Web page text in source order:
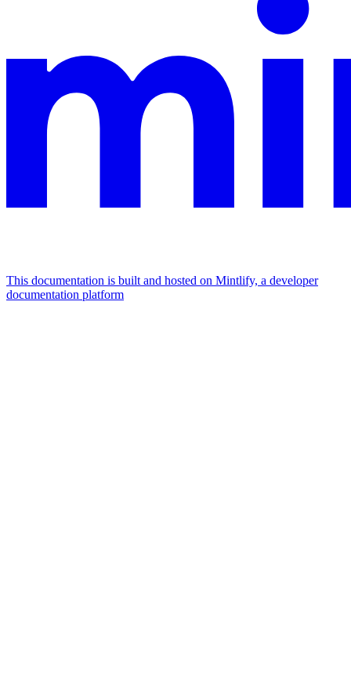
This documentation is built and hosted on Mintlify, a developer
documentation platform